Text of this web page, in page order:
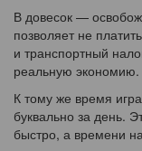
В довесок —
позволяет не
и транспортный
реальную экономию.
К тому же время
буквально за день.
быстро, а времени